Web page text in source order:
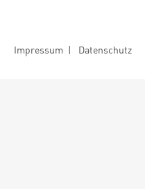
Impressum | Datenschutz